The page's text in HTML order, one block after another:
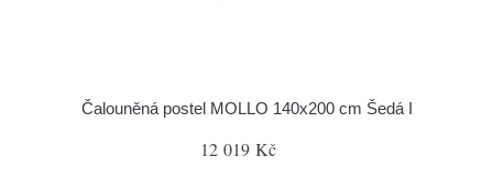
Čalouněná postel MOLLO 140x200 cm Šedá I
12 019 Kč